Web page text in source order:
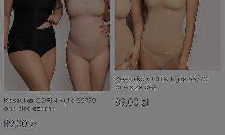
Koszulka CORIN Kylie 55770
one size czarna
89,00 zł
Koszulka CORIN Kylie 55770
one size beż
89,00 zł